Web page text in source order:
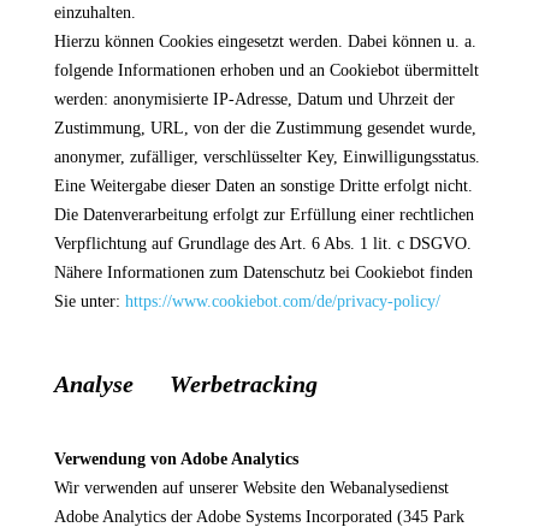
einzuhalten.
Hierzu können Cookies eingesetzt werden. Dabei können u. a.
folgende Informationen erhoben und an Cookiebot übermittelt
werden: anonymisierte IP-Adresse, Datum und Uhrzeit der
Zustimmung, URL, von der die Zustimmung gesendet wurde,
anonymer, zufälliger, verschlüsselter Key, Einwilligungsstatus.
Eine Weitergabe dieser Daten an sonstige Dritte erfolgt nicht.
Die Datenverarbeitung erfolgt zur Erfüllung einer rechtlichen
Verpflichtung auf Grundlage des Art. 6 Abs. 1 lit. c DSGVO.
Nähere Informationen zum Datenschutz bei Cookiebot finden
Sie unter: https://www.cookiebot.com/de/privacy-policy/
Analyse Werbetracking
Verwendung von Adobe Analytics
Wir verwenden auf unserer Website den Webanalysedienst
Adobe Analytics der Adobe Systems Incorporated (345 Park